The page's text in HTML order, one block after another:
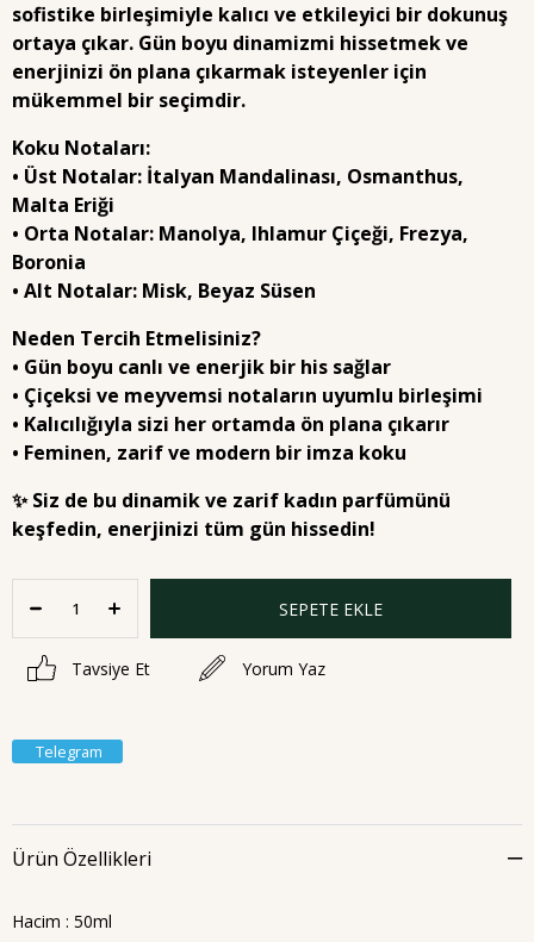
sofistike birleşimiyle kalıcı ve etkileyici bir dokunuş
ortaya çıkar. Gün boyu dinamizmi hissetmek ve
enerjinizi ön plana çıkarmak isteyenler için
mükemmel bir seçimdir.
Koku Notaları:
• Üst Notalar: İtalyan Mandalinası, Osmanthus,
Malta Eriği
• Orta Notalar: Manolya, Ihlamur Çiçeği, Frezya,
Boronia
• Alt Notalar: Misk, Beyaz Süsen
Neden Tercih Etmelisiniz?
• Gün boyu canlı ve enerjik bir his sağlar
• Çiçeksi ve meyvemsi notaların uyumlu birleşimi
• Kalıcılığıyla sizi her ortamda ön plana çıkarır
• Feminen, zarif ve modern bir imza koku
✨Siz de bu dinamik ve zarif kadın parfümünü
keşfedin, enerjinizi tüm gün hissedin!
Tavsiye Et Yorum Yaz
Telegram
Ürün Özellikleri
Hacim : 50ml